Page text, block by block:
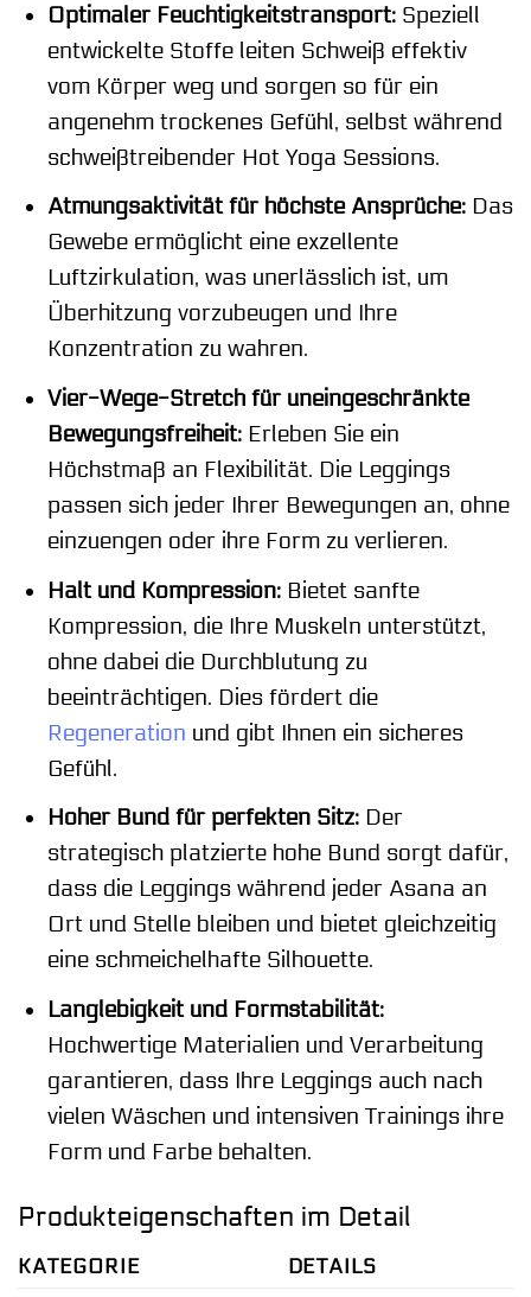
Optimaler Feuchtigkeitstransport:Speziell
entwickelte Stoffe leiten Schweiß effektiv
vom Körper weg und sorgen so für ein
angenehm trockenes Gefühl, selbst während
schweißtreibender Hot Yoga Sessions.
Atmungsaktivität für höchste Ansprüche:Das
Gewebe ermöglicht eine exzellente
Luftzirkulation, was unerlässlich ist, um
Überhitzung vorzubeugen und Ihre
Konzentration zu wahren.
Vier-Wege-Stretch für uneingeschränkte
Bewegungsfreiheit:Erleben Sie ein
Höchstmaß an Flexibilität. Die Leggings
passen sich jeder Ihrer Bewegungen an, ohne
einzuengen oder ihre Form zu verlieren.
Halt und Kompression:Bietet sanfte
Kompression, die Ihre Muskeln unterstützt,
ohne dabei die Durchblutung zu
beeinträchtigen. Dies fördert die
Regeneration und gibt Ihnen ein sicheres
Gefühl.
Hoher Bund für perfekten Sitz:Der
strategisch platzierte hohe Bund sorgt dafür,
dass die Leggings während jeder Asana an
Ort und Stelle bleiben und bietet gleichzeitig
eine schmeichelhafte Silhouette.
Langlebigkeit und Formstabilität:
Hochwertige Materialien und Verarbeitung
garantieren, dass Ihre Leggings auch nach
vielen Wäschen und intensiven Trainings ihre
Form und Farbe behalten.
Produkteigenschaften im Detail
KATEGORIE DETAILS